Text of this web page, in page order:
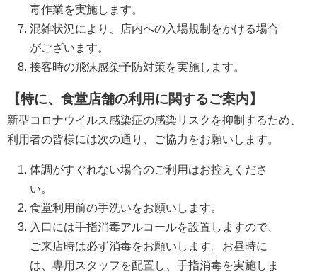
毒作業を実施します。
混雑状況により、店内への入場規制をかける場合
がございます。
接客時の飛沫感染予防対策を実施します。
【特に、食堂店舗の利用に関するご案内】
新型コロナウイルス感染症の感染リスクを抑制するため、
利用者の皆様には次の通り、ご協力をお願いします。
体調がすぐれない場合のご利用はお控えくださ
い。
食堂利用前の手洗いをお願いします。
入口には手指消毒アルコールを設置しますので、
ご来店時は必ず消毒をお願いします。お昼時に
は、専用スタッフを配置し、手指消毒を実施しま